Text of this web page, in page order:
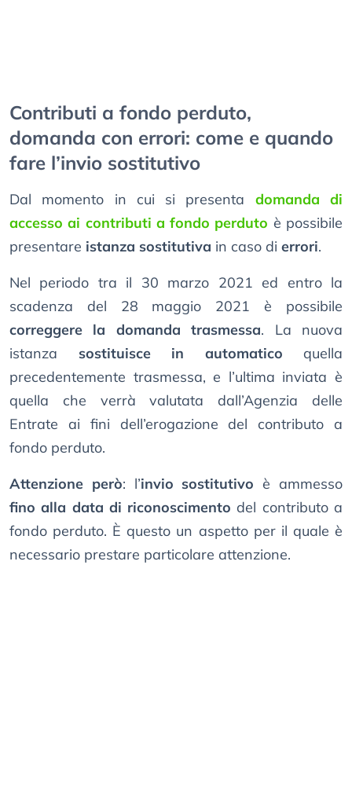
Contributi a fondo perduto,
domanda con errori: come e quando
fare l’invio sostitutivo
Dal momento in cui si presenta domanda di
accesso ai contributi a fondo perduto è possibile
presentare istanza sostitutiva in caso di errori.
Nel periodo tra il 30 marzo 2021 ed entro la
scadenza del 28 maggio 2021 è possibile
correggere la domanda trasmessa. La nuova
istanza sostituisce in automatico quella
precedentemente trasmessa, e l’ultima inviata è
quella che verrà valutata dall’Agenzia delle
Entrate ai fini dell’erogazione del contributo a
fondo perduto.
Attenzione però: l’invio sostitutivo è ammesso
fino alla data di riconoscimento del contributo a
fondo perduto. È questo un aspetto per il quale è
necessario prestare particolare attenzione.